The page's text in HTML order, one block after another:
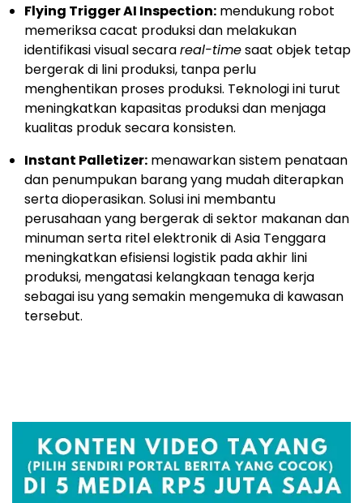
Flying Trigger AI Inspection: mendukung robot
memeriksa cacat produksi dan melakukan
identifikasi visual secarareal-timesaat objek tetap
bergerak di lini produksi, tanpa perlu
menghentikan proses produksi. Teknologi ini turut
meningkatkan kapasitas produksi dan menjaga
kualitas produk secara konsisten.
Instant Palletizer: menawarkan sistem penataan
dan penumpukan barang yang mudah diterapkan
serta dioperasikan. Solusi ini membantu
perusahaan yang bergerak di sektor makanan dan
minuman serta ritel elektronik di Asia Tenggara
meningkatkan efisiensi logistik pada akhir lini
produksi, mengatasi kelangkaan tenaga kerja
sebagai isu yang semakin mengemuka di kawasan
tersebut.